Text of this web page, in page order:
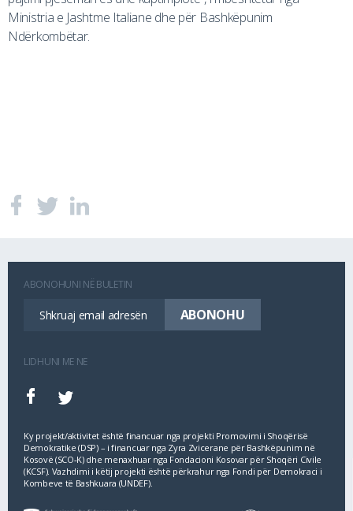
Ministria e Jashtme Italiane dhe për Bashkëpunim
Ndërkombëtar.
ABONOHUNI NË BULETIN
LIDHUNI ME NE
Ky projekt/aktivitet është financuar nga projekti Promovimi i Shoqërisë
Demokratike (DSP) – i financuar nga Zyra Zvicerane për Bashkëpunim në
Kosovë (SCO‐K) dhe menaxhuar nga Fondacioni Kosovar për Shoqëri Civile
(KCSF). Vazhdimi i këtij projekti është përkrahur nga Fondi për Demokraci i
Kombeve të Bashkuara (UNDEF).